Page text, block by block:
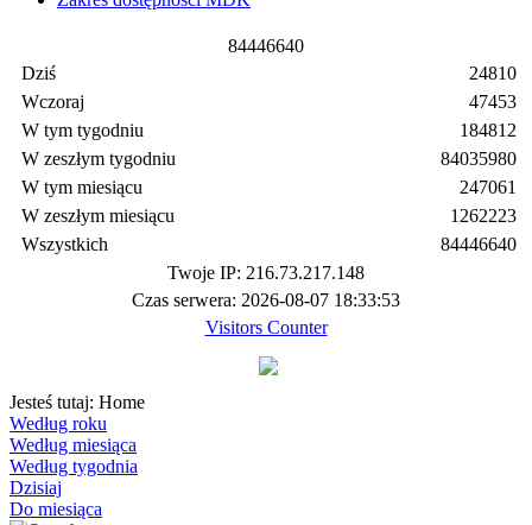
84446640
Dziś
Wczoraj
W tym tygodniu
W zeszłym tygodniu
W tym miesiącu
W zeszłym miesiącu
Wszystkich
24810
47453
184812
84035980
247061
1262223
84446640
Twoje IP: 216.73.217.148
Czas serwera: 2026-08-07 18:33:53
Visitors Counter
Jesteś tutaj: Home
Według roku
Według miesiąca
Według tygodnia
Dzisiaj
Do miesiąca